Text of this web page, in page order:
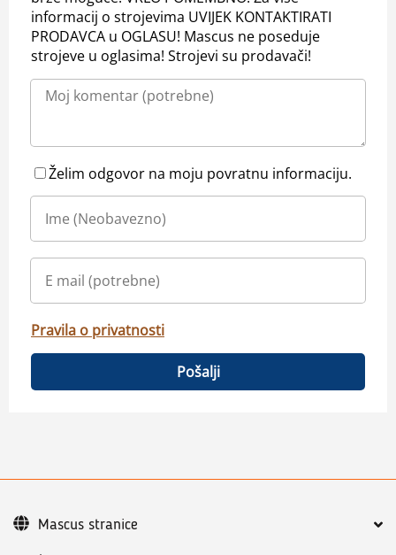
informacij o strojevima UVIJEK KONTAKTIRATI
PRODAVCA u OGLASU! Mascus ne poseduje
strojeve u oglasima! Strojevi su prodavači!
Želim odgovor na moju povratnu informaciju.
Pravila o privatnosti
Pošalji
Mascus stranice